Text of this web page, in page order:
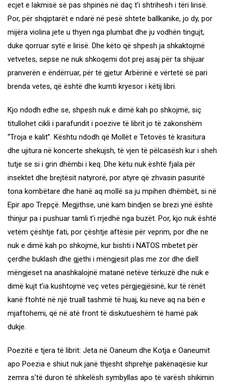
ecjet e lakmisë së pas shpinës në daç t’i shtrihesh i tëri lirisë.
Por, për shqiptarët e ndarë në pesë shtete ballkanike, jo dy, por
mijëra violina jete u thyen nga plumbat dhe ju vodhën tingujt,
duke qorruar sytë e lirisë. Dhe këto që shpesh ja shkaktojmë
vetvetes, sepse ne nuk shkoqemi dot prej asaj për ta shijuar
pranverën e ëndërruar, për të gjetur Arbërinë e vërtetë së pari
brenda vetes, që është dhe kumti kryesor i këtij libri.
Kjo ndodh edhe se, shpesh nuk e dimë kah po shkojmë, siç
titullohet cikli i parafundit i poezive të librit jo të zakonshëm
“Troja e kalit”. Kështu ndodh që Mollët e Tetovës të krasitura
dhe ujitura në koncerte shekujsh, të vjen të pëlcasësh kur i sheh
tutje se si i grin dhëmbi i keq. Dhe këtu nuk është fjala për
insektet dhe brejtësit natyrorë, por atyre që zhvasin pasuritë
tona kombëtare dhe hanë aq mollë sa ju mpihen dhëmbët, si në
Epir apo Trepçë. Megjithse, unë kam bindjen se brezi ynë është
thinjur pa i pushuar tamli t’i rrjedhë nga buzët. Por, kjo nuk është
vetëm çështje fati, por çështje aftësie për veprim, por dhe ne
nuk e dimë kah po shkojmë, kur bishti i NATOS mbetet për
çerdhe buklash dhe gjethi i mëngjesit plas me zor dhe diell
mëngjeset na anashkalojnë matanë netëve tërkuzë dhe nuk e
dimë kujt t’ia kushtojmë veç vetes përgjegjësinë, kur të rënët
kanë ftohtë në një truall tashmë të huaj, ku neve aq na bën e
mjaftohemi, që në atë front të diskutueshëm të hamë pak
dukje.
Poezitë e tjera të librit: Jeta në Oaneum dhe Kotja e Oaneumit
apo Poezia e shiut nuk janë thjesht shprehje pakënaqësie kur
zemra s’të duron të shkelësh symbyllas apo të varësh shikimin